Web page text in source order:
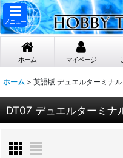
メニュー
ホーム マイページ
ホーム > 英語版 デュエルターミナル
DT07 デュエルターミナ